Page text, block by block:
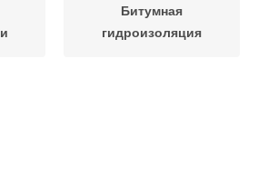
Битумная
гидроизоляция